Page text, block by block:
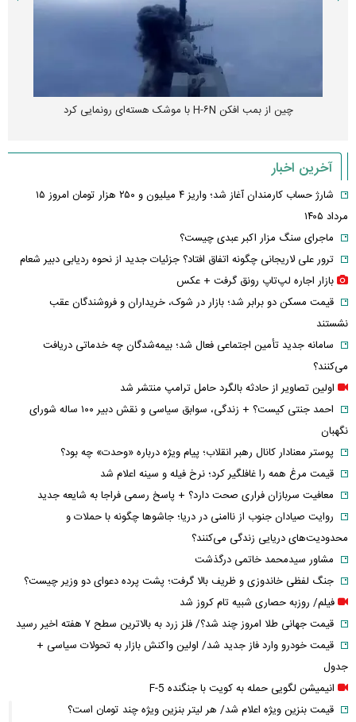
چین از بمب افکن H-۶N با موشک هسته‌ای رونمایی کرد
آخرین اخبار
شارژ حساب کارمندان آغاز شد؛ واریز ۴ میلیون و ۲۵۰ هزار تومان امروز ۱۵
مرداد ۱۴۰۵
ماجرای سنگ مزار اکبر عبدی چیست؟
ترور علی لاریجانی چگونه اتفاق افتاد؟ جزئیات جدید از نحوه ردیابی دبیر شعام
بازار اجاره لپ‌تاپ رونق گرفت + عکس
قیمت مسکن دو برابر شد؛ بازار در شوک، خریداران و فروشندگان عقب
نشستند
سامانه جدید تأمین اجتماعی فعال شد؛ بیمه‌شدگان چه خدماتی دریافت
می‌کنند؟
اولین تصاویر از حادثه بالگرد حامل ترامپ منتشر شد
احمد جنتی کیست؟ + زندگی، سوابق سیاسی و نقش دبیر ۱۰۰ ساله شورای
نگهبان
پوستر معنادار کانال رهبر انقلاب؛ پیام ویژه درباره «وحدت» چه بود؟
قیمت مرغ همه را غافلگیر کرد؛ نرخ فیله و سینه اعلام شد
معافیت سربازان فراری صحت دارد؟ + پاسخ رسمی فراجا به شایعه جدید
روایت صیادان جنوب از ناامنی در دریا؛ جاشوها چگونه با حملات و
محدودیت‌های دریایی زندگی می‌کنند؟
مشاور سیدمحمد خاتمی درگذشت
جنگ لفظی خاندوزی و ظریف بالا گرفت؛ پشت پرده دعوای دو وزیر چیست؟
فیلم/ روزبه حصاری شبیه تام کروز شد
قیمت جهانی طلا امروز چند شد؟/ فلز زرد به بالاترین سطح ۷ هفته اخیر رسید
قیمت خودرو وارد فاز جدید شد/ اولین واکنش بازار به تحولات سیاسی +
جدول
انیمیشن لگویی حمله به کویت با جنگنده F-5
قیمت بنزین ویژه اعلام شد/ هر لیتر بنزین ویژه چند تومان است؟